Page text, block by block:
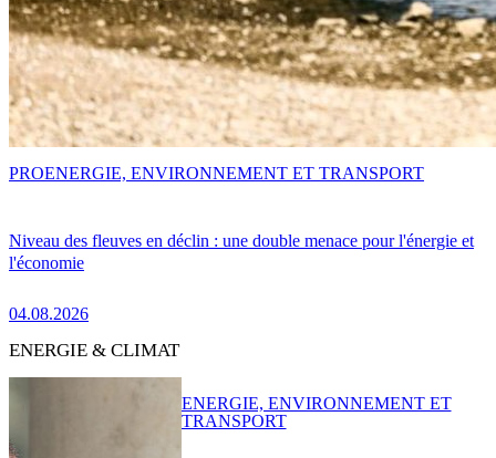
Niveau des fleuves en déclin : une double menace pour l'énergie et
l'économie
04.08.2026
PROENERGIE, ENVIRONNEMENT ET TRANSPORT
ENERGIE & CLIMAT
ENERGIE, ENVIRONNEMENT ET
TRANSPORT